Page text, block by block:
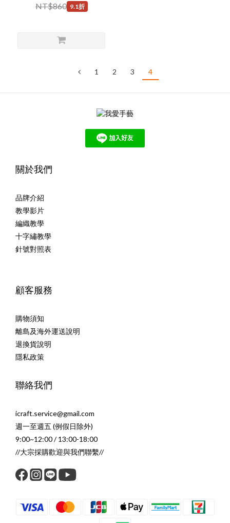
NT$860 9.1折
1 2 3 4
關於我們
品牌介紹
教學影片
編織教學
十字繡教學
針號對照表
顧客服務
購物須知
離島及海外運送說明
退換貨說明
隱私政策
聯絡我們
icraft.service@gmail.com
週一至週五 (例假日除外)
9:00~12:00 / 13:00-18:00
//大宗採購歡迎與我們聯繫//